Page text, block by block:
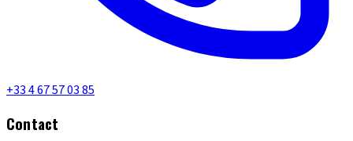
+33 4 67 57 03 85
Contact